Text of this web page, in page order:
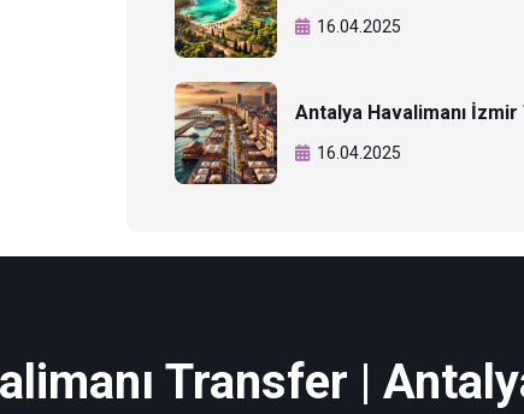
16.04.2025
Antalya Havalimanı
16.04.2025
Transfer |